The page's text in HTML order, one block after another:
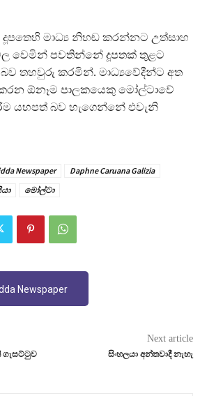
දූපතෙහි මාධ්‍ය නිහඬ කරන්නට උත්සාහ
වෙමින් පවතින්නේ දූපතක් තුළට
තහවුරු කරමින්. මාධ්‍යවේදීන්ට අත
ඕනෑම පාලකයෙකු මෝල්ටාවේ
යහපත් බව හැගෙන්නේ එවැනි
Newspaper
Daphne Caruana Galizia
මෝල්ටා
Newspaper
ගැසට්ටුව
Next article
සිංහලයා අන්තවාදී නැහැ